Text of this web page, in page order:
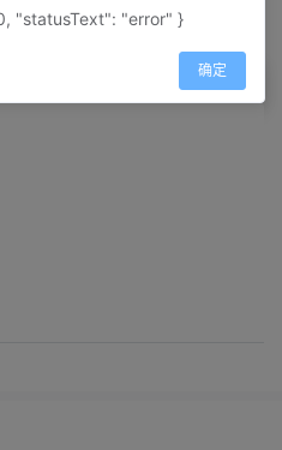
性地图
"statusText": "error" }
确定